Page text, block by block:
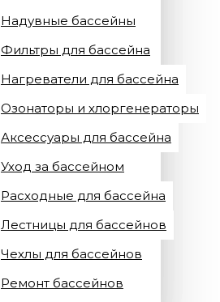
Надувные бассейны
Фильтры для бассейна
Нагреватели для бассейна
Озонаторы и хлоргенераторы
Аксессуары для бассейна
Уход за бассейном
Расходные для бассейна
Лестницы для бассейнов
Чехлы для бассейнов
Ремонт бассейнов